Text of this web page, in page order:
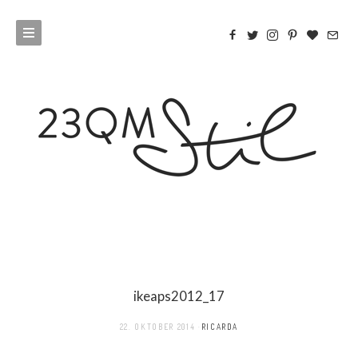
ikeaps2012_17
22. OKTOBER 2014 RICARDA